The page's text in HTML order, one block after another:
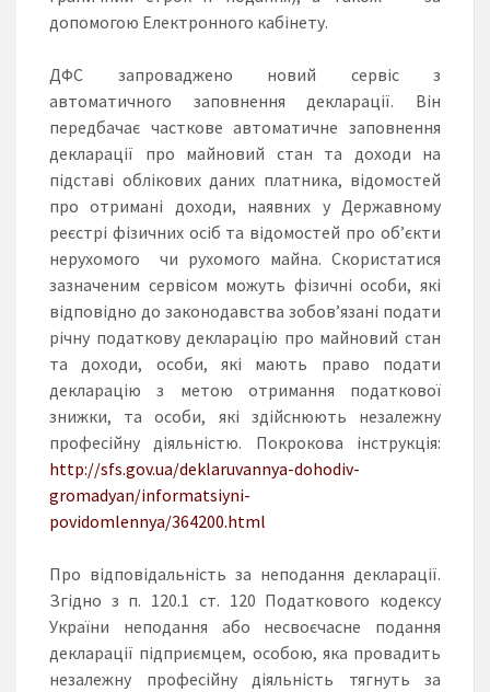
допомогою Електронного кабінету.
ДФС запроваджено новий сервіс з
автоматичного заповнення декларації. Він
передбачає часткове автоматичне заповнення
декларації про майновий стан та доходи на
підставі облікових даних платника, відомостей
про отримані доходи, наявних у Державному
реєстрі фізичних осіб та відомостей про об’єкти
нерухомого чи рухомого майна. Скористатися
зазначеним сервісом можуть фізичні особи, які
відповідно до законодавства зобов’язані подати
річну податкову декларацію про майновий стан
та доходи, особи, які мають право подати
декларацію з метою отримання податкової
знижки, та особи, які здійснюють незалежну
професійну діяльністю. Покрокова інструкція:
http://sfs.gov.ua/deklaruvannya-dohodiv-
gromadyan/informatsiyni-
povidomlennya/364200.html
Про відповідальність за неподання декларації.
Згідно з п. 120.1 ст. 120 Податкового кодексу
України неподання або несвоєчасне подання
декларації підприємцем, особою, яка провадить
незалежну професійну діяльність тягнуть за